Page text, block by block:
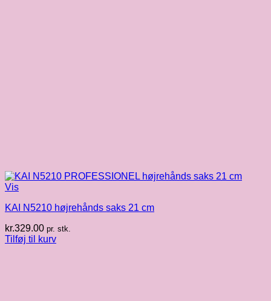
Vis
KAI N5210 højrehånds saks 21 cm
kr.329.00 pr. stk.
Tilføj til kurv